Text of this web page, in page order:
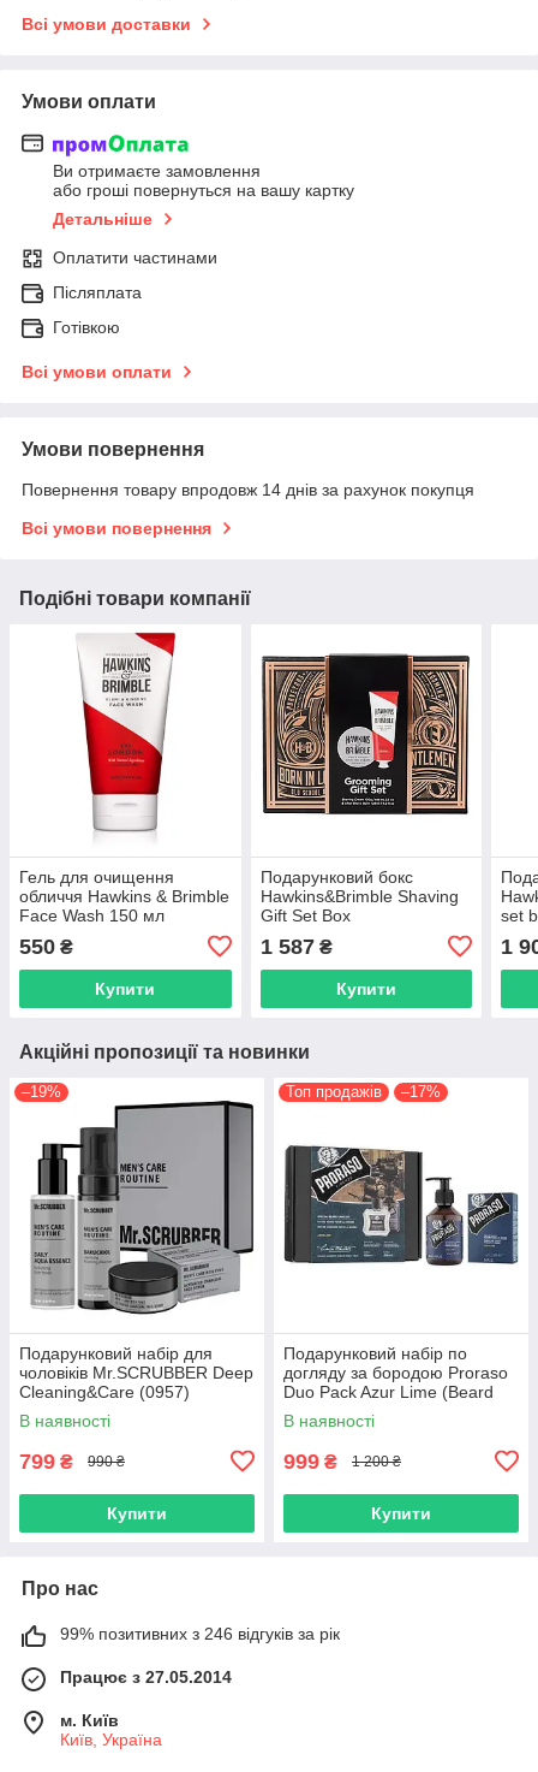
Всі умови доставки
Умови оплати
Ви отримаєте замовлення
або гроші повернуться на вашу картку
Детальніше
Оплатити частинами
Післяплата
Готівкою
Всі умови оплати
Умови повернення
Повернення товару впродовж 14 днів за рахунок покупця
Всі умови повернення
Подібні товари компанії
Гель для очищення
обличчя Hawkins & Brimble
Face Wash 150 мл
550 ₴
Купити
Подарунковий бокс
Hawkins&Brimble Shaving
Gift Set Box
1 587₴
Купити
set
1
Акційні пропозиції та новинки
–19%
Подарунковий набір для
чоловіків Mr.SCRUBBER Deep
Cleaning&Care (0957)
В наявності
799 ₴ 990 ₴
Купити
Топ продажів –17%
Подарунковий набір по
догляду за бородою Proraso
Duo Pack Azur Lime (Beard
Balm + Shampoo) (11001012)
В наявності
999 ₴ 1 200 ₴
Купити
Про нас
99% позитивних з 246 відгуків за рік
Працює з 27.05.2014
м. Київ
Київ, Україна